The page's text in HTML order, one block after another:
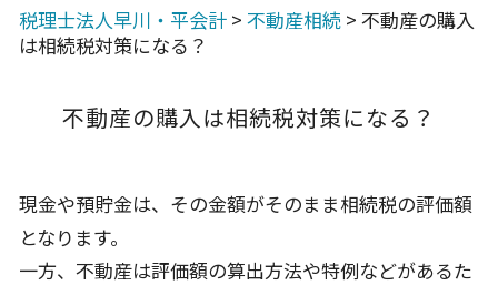
税理士法人早川・平会計 > 不動産相続 > 不動産の購入
は相続税対策になる？
不動産の購入は相続税対策になる？
現金や預貯金は、その金額がそのまま相続税の評価額
となります。
一方、不動産は評価額の算出方法や特例などがあるた